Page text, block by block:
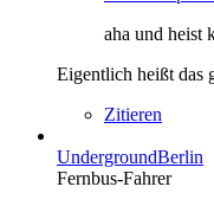
aha und heist
Eigentlich heißt das
Zitieren
UndergroundBerlin
Fernbus-Fahrer